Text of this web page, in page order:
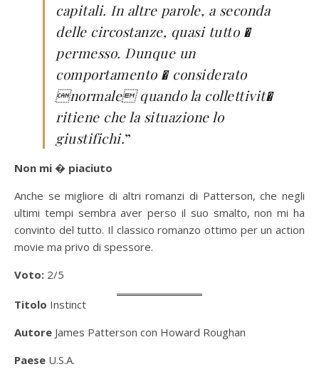
capitali. In altre parole, a seconda
delle circostanze, quasi tutto �
permesso. Dunque un
comportamento � considerato
normale quando la collettivit�
ritiene che la situazione lo
giustifichi.”
Non mi � piaciuto
Anche se migliore di altri romanzi di Patterson, che negli
ultimi tempi sembra aver perso il suo smalto, non mi ha
convinto del tutto. Il classico romanzo ottimo per un action
movie ma privo di spessore.
Voto: 2/5
Titolo Instinct
Autore James Patterson con Howard Roughan
Paese U.S.A.